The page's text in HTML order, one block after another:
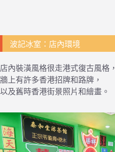
波記冰室：店內環境
店內裝潢風格很走港式復古風格，
牆上有許多香港招牌和路牌，
以及舊時香港街景照片和繪畫。